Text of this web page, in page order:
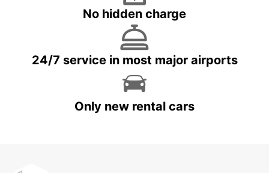
No hidden charge
24/7 service in most major airports
Only new rental cars